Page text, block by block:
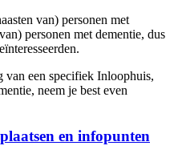
van) personen met
personen met dementie, dus
een specifiek Inloophuis,
neem je best even
en infopunten